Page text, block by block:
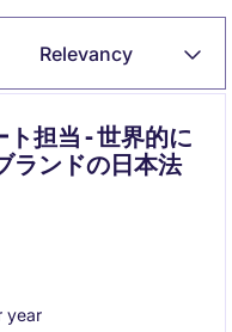
Relevancy
担当 - 世界的に
ランドの日本法
year